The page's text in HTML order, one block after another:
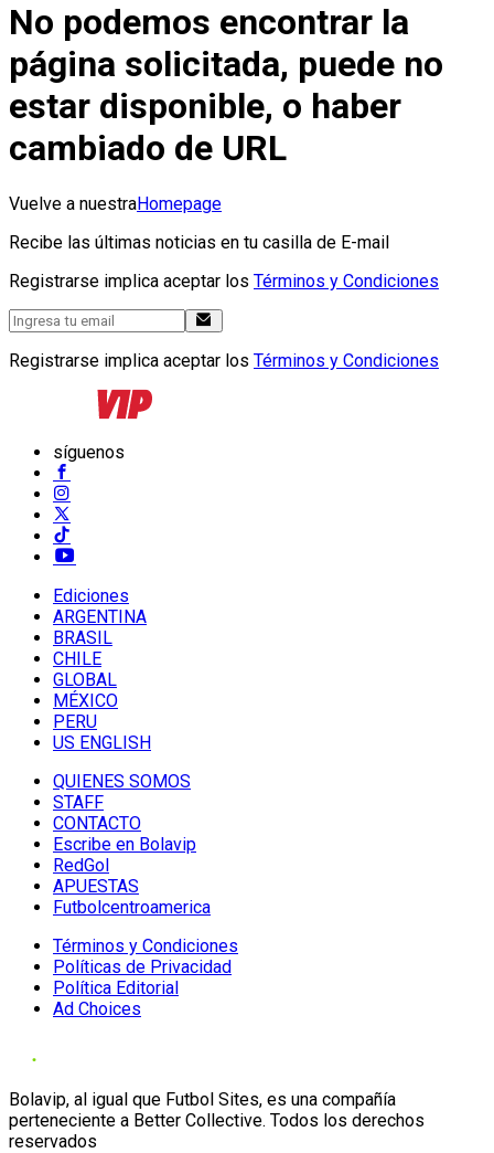
No podemos encontrar la
página solicitada, puede no
estar disponible, o haber
cambiado de URL
Vuelve a nuestraHomepage
Recibe las últimas noticias en tu casilla de E-mail
Registrarse implica aceptar los Términos y Condiciones
Registrarse implica aceptar los Términos y Condiciones
síguenos
Ediciones
ARGENTINA
BRASIL
CHILE
GLOBAL
MÉXICO
PERU
US ENGLISH
QUIENES SOMOS
STAFF
CONTACTO
Escribe en Bolavip
RedGol
APUESTAS
Futbolcentroamerica
Términos y Condiciones
Políticas de Privacidad
Política Editorial
Ad Choices
Bolavip, al igual que Futbol Sites, es una compañía
perteneciente a Better Collective. Todos los derechos
reservados